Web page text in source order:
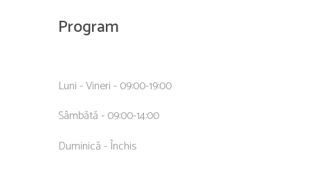
Program
Luni - Vineri - 09:00-19:00
Sâmbătă - 09:00-14:00
Duminică - Închis